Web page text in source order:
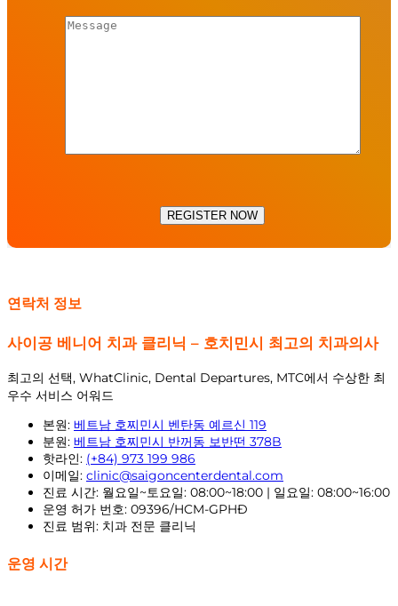
연락처 정보
사이공 베니어 치과 클리닉 – 호치민시 최고의 치과의사
최고의 선택, WhatClinic, Dental Departures, MTC에서 수상한 최
우수 서비스 어워드
본원: 베트남 호찌민시 벤탄동 예르신 119
분원: 베트남 호찌민시 반꺼동 보반떤 378B
핫라인: (+84) 973 199 986
이메일: clinic@saigoncenterdental.com
진료 시간: 월요일~토요일: 08:00~18:00 | 일요일: 08:00~16:00
운영 허가 번호: 09396/HCM-GPHĐ
진료 범위: 치과 전문 클리닉
운영 시간